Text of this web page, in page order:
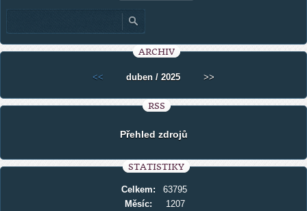
ARCHIV
<< duben / 2025 >>
RSS
Přehled zdrojů
STATISTIKY
Celkem:
63795
Měsíc:
1207